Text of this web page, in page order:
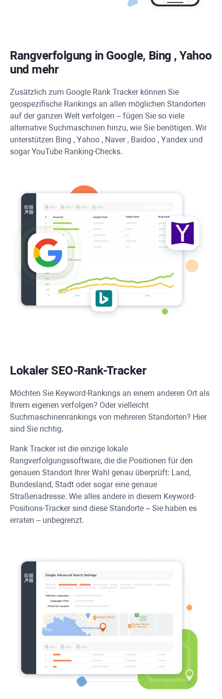
Rangverfolgung in Google, Bing ,Yahoo
und mehr
Zusätzlich zum Google Rank Tracker können Sie
geospezifische Rankings an allen möglichen Standorten
auf der ganzen Welt verfolgen – fügen Sie so viele
alternative Suchmaschinen hinzu, wie Sie benötigen. Wir
unterstützen Bing , Yahoo , Naver, Baidoo , Yandex und
sogarYouTube Ranking-Checks.
Lokaler SEO-Rank-Tracker
Möchten Sie Keyword-Rankings an einem anderen Ort als
Ihrem eigenen verfolgen? Oder vielleicht
Suchmaschinenrankings von mehreren Standorten? Hier
sind Sie richtig.
Rank Trackerist die einzige lokale
Rangverfolgungssoftware, die die Positionen für den
genauen Standort Ihrer Wahl genau überprüft: Land,
Bundesland, Stadt oder sogar eine genaue
Straßenadresse. Wie alles andere in diesem Keyword-
Positions-Tracker sind diese Standorte – Sie haben es
erraten – unbegrenzt.